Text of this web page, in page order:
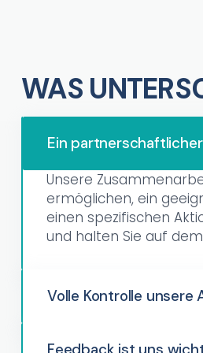
WAS
Ein
Unsere
ermöglichen, ein
einen spezifischen
und halten Sie auf
Volle Kontrolle unsere